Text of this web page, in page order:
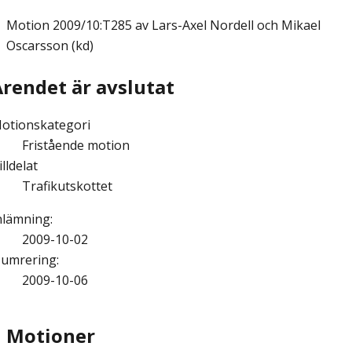
Motion 2009/10:T285 av Lars-Axel Nordell och Mikael
Oscarsson (kd)
är avslutat
Fristående motion
Trafikutskottet
:
2009-10-02
:
2009-10-06
Motioner